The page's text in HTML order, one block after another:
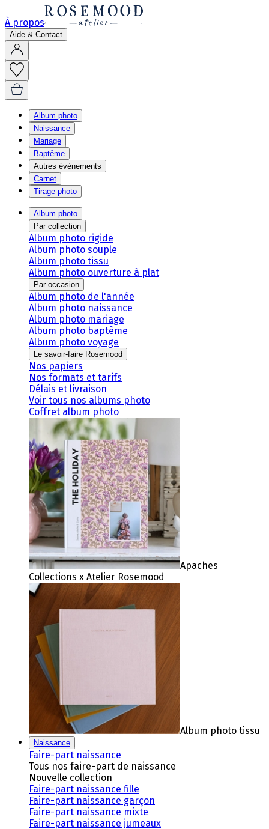
À propos
Aide & Contact
Album photo
Naissance
Mariage
Baptême
Autres évènements
Carnet
Tirage photo
Album photo
Par collection
Album photo rigide
Album photo souple
Album photo tissu
Album photo ouverture à plat
Par occasion
Album photo de l'année
Album photo naissance
Album photo mariage
Album photo baptême
Album photo voyage
Le savoir-faire Rosemood
Nos papiers
Nos formats et tarifs
Délais et livraison
Voir tous nos albums photo
Coffret album photo
Apaches
Collections x Atelier Rosemood
Album photo tissu
Naissance
Faire-part naissance
Tous nos faire-part de naissance
Nouvelle collection
Faire-part naissance fille
Faire-part naissance garçon
Faire-part naissance mixte
Faire-part naissance jumeaux